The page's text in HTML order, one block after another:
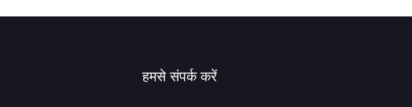
हमसे संपर्क करें